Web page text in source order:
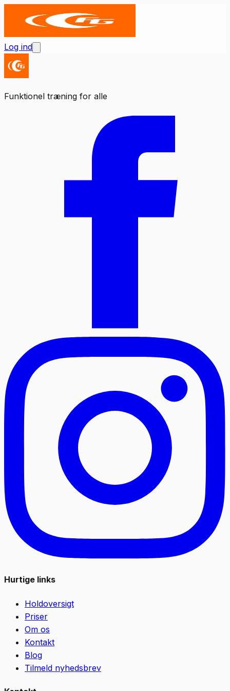
Log ind
Funktionel træning for alle
Hurtige links
Holdoversigt
Priser
Om os
Kontakt
Blog
Tilmeld nyhedsbrev